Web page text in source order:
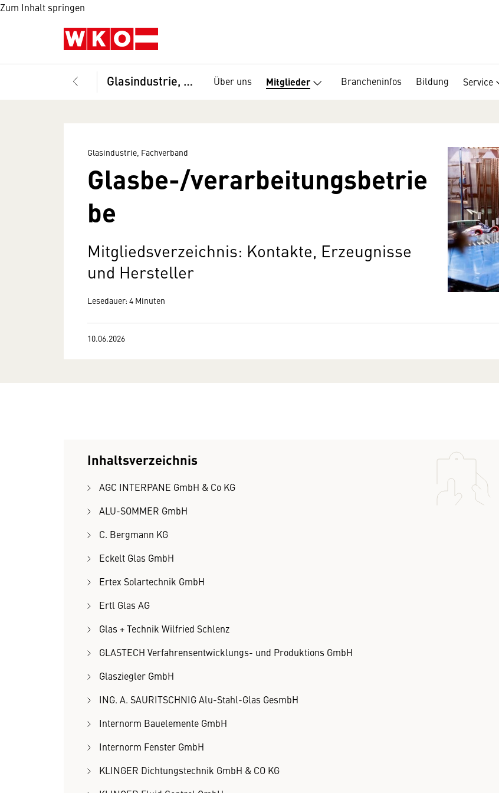
Zum Inhalt springen
Glasindustrie, Fachverband Über uns Mitglieder Brancheninfos Bildung Service
Glasindustrie, Fachverband
Glasbe-/verarbeitungsbetrie
be
Mitgliedsverzeichnis: Kontakte, Erzeugnisse
und Hersteller
Lesedauer: 4 Minuten
10.06.2026
Inhaltsverzeichnis
AGC INTERPANE GmbH & Co KG
ALU-SOMMER GmbH
C. Bergmann KG
Eckelt Glas GmbH
Ertex Solartechnik GmbH
Ertl Glas AG
Glas + Technik Wilfried Schlenz
GLASTECH Verfahrensentwicklungs- und Produktions GmbH
Glasziegler GmbH
ING. A. SAURITSCHNIG Alu-Stahl-Glas GesmbH
Internorm Bauelemente GmbH
Internorm Fenster GmbH
KLINGER Dichtungstechnik GmbH & CO KG